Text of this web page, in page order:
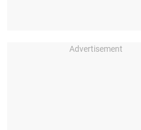
Advertisement